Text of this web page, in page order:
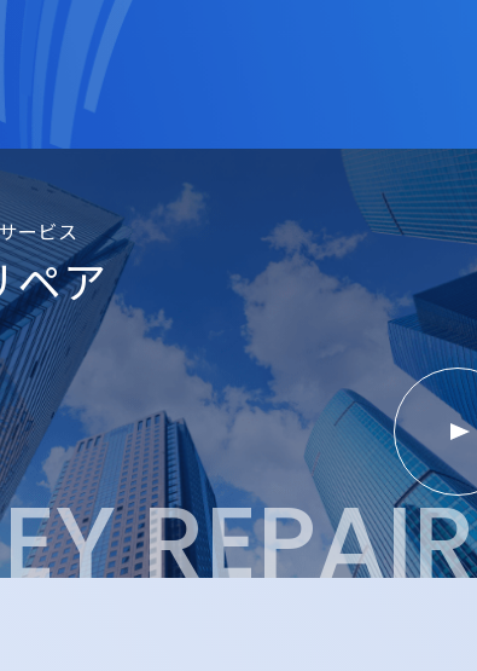
ービス
ペア
REPAIR